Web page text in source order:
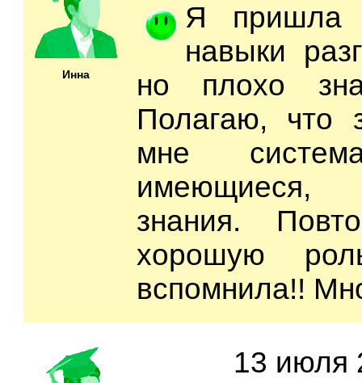
Инна
Я пришла
навыки
но плохо
Полагаю, что
мне
имеющиеся,
знания.
хорошую
вспомнила!!
13 июля